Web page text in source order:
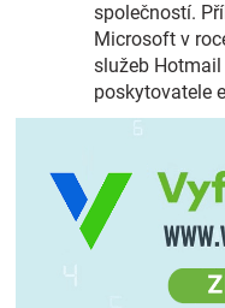
společností.
Microsoft v
služeb
poskytovatele